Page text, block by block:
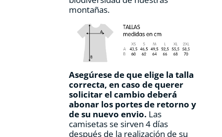
montañas.
Asegúrese de que elige la talla
correcta, en caso de querer
solicitar el cambio deberá
abonar los portes de retorno y
de su nuevo envio. Las
camisetas se sirven 4 días
después de la realización de su